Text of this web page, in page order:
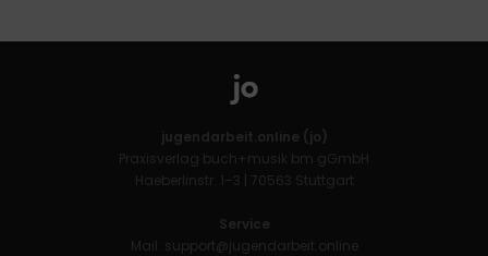
jugendarbeit.online (jo)
Praxisverlag buch+musik bm gGmbH
Haeberlinstr. 1–3 | 70563 Stuttgart
Service
Mail: support@jugendarbeit.online